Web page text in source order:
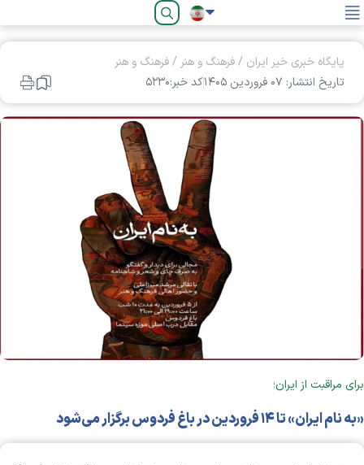
فارسی
پایگاه خبری خیر ایران /فرهنگ و هنر /فرهنگ و هنر
تاریخ انتشار: ۰۷ فروردين ۱۴۰۵
کد خبر:۵۲۳۰
برای مراقبت از ایران؛
«به نام ایران» تا ۱۴ فروردین در باغ فردوس برگزار می‌شود